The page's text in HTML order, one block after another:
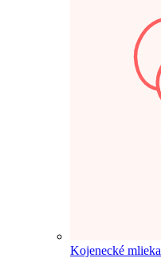
Kojenecké mlieka